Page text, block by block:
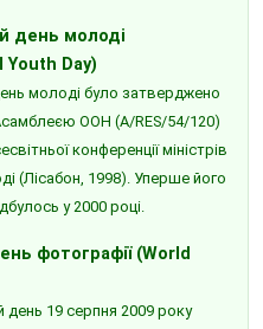
день молоді
Day)
молоді було затверджено
ООН (A/RES/54/120)
конференції міністрів
(Лісабон, 1998). Уперше його
у 2000 році.
фотографії (World
день 19 серпня 2009 року